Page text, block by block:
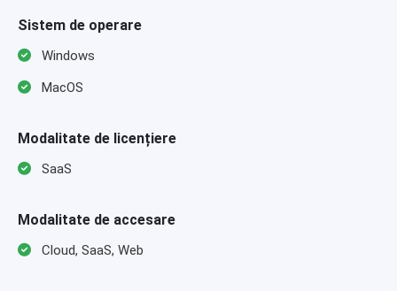
Sistem de operare
Windows
MacOS
Modalitate de licențiere
SaaS
Modalitate de accesare
Cloud, SaaS, Web